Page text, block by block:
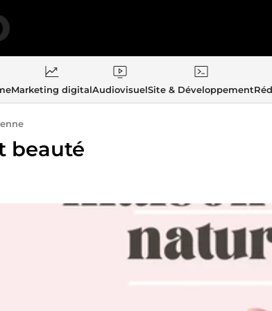
Marketing digitalAudiovisuelSite & Développement
beauté